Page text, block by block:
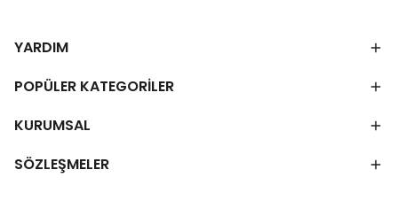
YARDIM
POPÜLER KATEGORİLER
KURUMSAL
SÖZLEŞMELER